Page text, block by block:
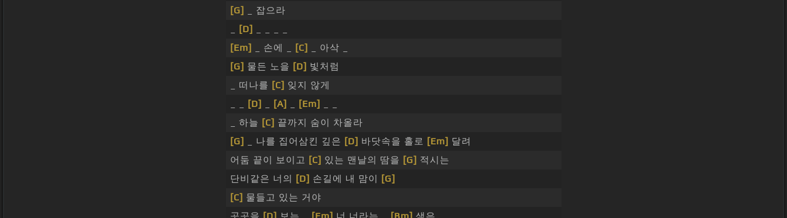
[G]
_ 잡으라
[D]
[Em]
_ 손에 _ [C]
_ 아삭 _
[G] 물든 노을 [D] 빛처럼
_ 떠나를 [C] 잊지 않게
[D] [A] [Em]
_ 하늘 [C] 끝까지 숨이 차올라
[G]
_ 나를 집어삼킨 깊은 [D] 바닷속을 홀로 [Em] 달려
어둠 끝이 보이고 [C] 있는 맨날의 땀을 [G] 적시는
단비같은 너의
[D] 손길에 내 맘이
[G]
[C] 물들고 있는 거야